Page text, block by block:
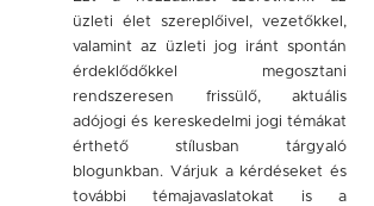
üzleti élet szereplőivel, vezetőkkel,
valamint az üzleti jog iránt spontán
érdeklődőkkel megosztani
rendszeresen frissülő, aktuális
adójogi és kereskedelmi jogi témákat
érthető stílusban tárgyaló
blogunkban. Várjuk a kérdéseket és
további témajavaslatokat is a